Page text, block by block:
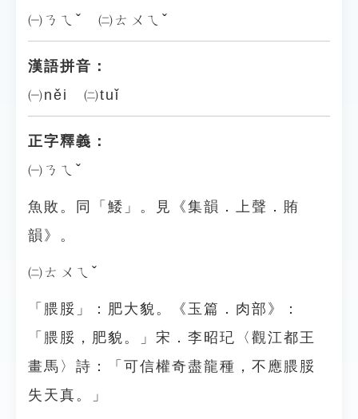
㈠ㄋㄟˇ ㈡ㄊㄨㄟˇ
漢語拼音：
㈠něi ㈡tuǐ
正字釋義：
㈠ㄋㄟˇ
魚敗。同「鯘」。見《集韻．上聲．賄
韻》。
㈡ㄊㄨㄟˇ
「腲脮」：肥大貌。《玉篇．肉部》：
「腲脮，肥貌。」宋．李昭玘〈觀江都王
畫馬〉詩：「可信權奇盡龍種，不應腲脮
失天真。」